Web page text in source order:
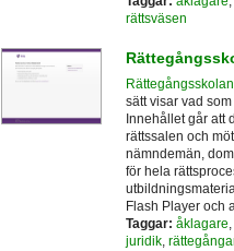
rättsväsen
Rättegångsskolan
sätt visar vad
Innehållet går att
rättssalen och
nämndemän,
för hela
Flash Player och
Taggar: åklagare,
juridik,